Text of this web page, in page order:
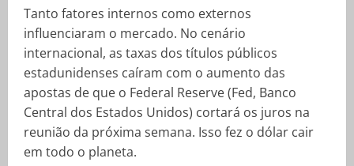
Tanto fatores internos como externos
influenciaram o mercado. No cenário
internacional, as taxas dos títulos públicos
estadunidenses caíram com o aumento das
apostas de que o Federal Reserve (Fed, Banco
Central dos Estados Unidos) cortará os juros na
reunião da próxima semana. Isso fez o dólar cair
em todo o planeta.